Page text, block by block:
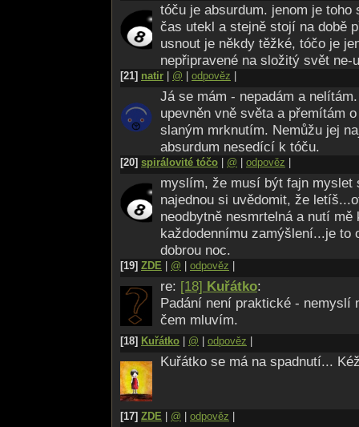
tóču je absurdum. jenom je toho
čas utekl a stejně stojí na době
usnout je někdy těžké, tóčo je
nepřipravené na složitý svět ne-
[21] natir @ odpověz
Já se mám - nepadám a
upevněn vně světa a přemítám
slaným mrknutím. Nemůžu jej
absurdum nesedící k tóču.
[20] spirálovité tóčo @ odpověz
myslím, že musí být fajn myslet
najednou si uvědomit, že
neodbytně nesmrtelná a nutí mě
každodennímu zamýšlení...je to
dobrou noc.
[19] ZDE @ odpověz
re: [18] Kuřátko:
Padání není praktické - nemyslí
čem mluvím.
[18] Kuřátko @ odpověz
Kuřátko se má na spadnutí...
[17] ZDE @ odpověz